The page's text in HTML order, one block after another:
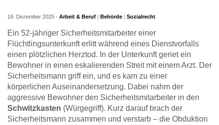
18. Dezember 2025 - Arbeit & Beruf Behörde Sozialrecht
Ein 52-jähriger Sicherheitsmitarbeiter einer
Flüchtlingsunterkunft erlitt während eines Dienstvorfalls
einen plötzlichen Herztod. In der Unterkunft geriet ein
Bewohner in einen eskalierenden Streit mit einem Arzt. Der
Sicherheitsmann griff ein, und es kam zu einer
körperlichen Auseinandersetzung. Dabei nahm der
aggressive Bewohner den Sicherheitsmitarbeiter in den
Schwitzkasten (Würgegriff). Kurz darauf brach der
Sicherheitsmann zusammen und verstarb – die Obduktion